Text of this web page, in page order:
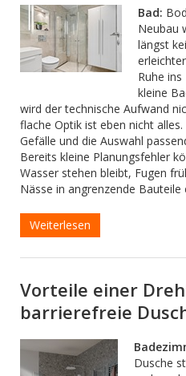
Bad:
Neubau
längst
Ruhe
kleine
wird der technische Aufwand
flache Optik ist eben nicht
Gefälle und die Auswahl
Bereits kleine Planungsfehler
Wasser stehen bleibt, Fugen
Nässe in angrenzende Bauteile
Weiterlesen
Vorteile einer
barrierefreie
Dusche